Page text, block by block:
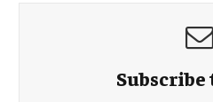
Subscribe